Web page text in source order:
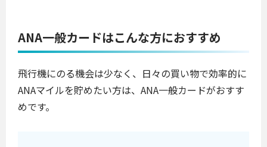
ANA一般カードはこんな方におすすめ
飛行機にのる機会は少なく、日々の買い物で効率的に
ANAマイルを貯めたい方は、ANA一般カードがおすす
めです。